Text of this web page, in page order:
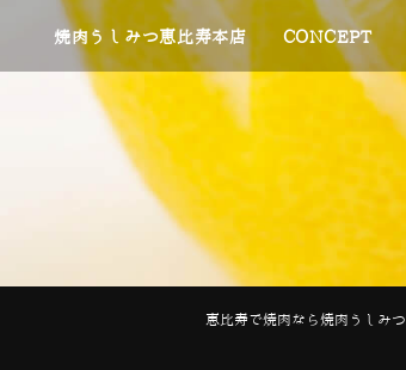
焼肉うしみつ恵比寿本店 CONCEPT
恵比寿で焼肉なら焼肉うしみ